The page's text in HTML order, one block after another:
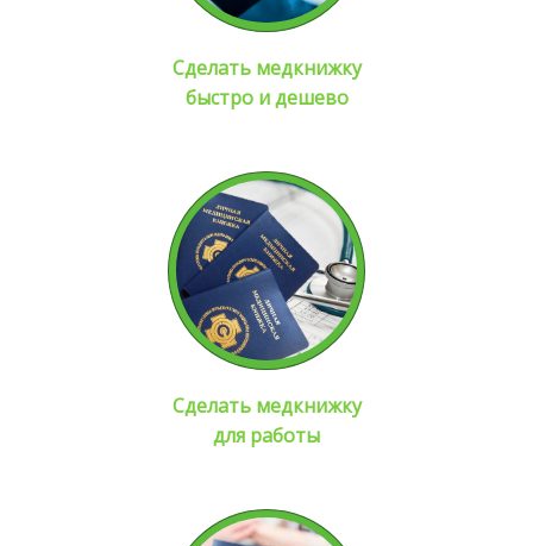
Сделать медкнижку
быстро и дешево
Сделать медкнижку
для работы